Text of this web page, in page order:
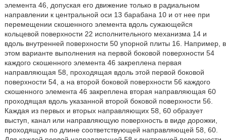
элемента 46, допуская его движение только в радиальном
направлении к центральной оси 13 барабана 10 и от нее при
перемещении скошенного элемента вдоль сужающейся
кольцевой поверхности 22 исполнительного механизма 14 и
вдоль внутренней поверхности 50 упорной плиты 16. Например, в
этом варианте выполнения на первой боковой поверхности 54
каждого скошенного элемента 46 закреплена первая
направляющая 58, проходящая вдоль этой первой боковой
поверхности 54, а на второй боковой поверхности 56 каждого
скошенного элемента 46 закреплена вторая направляющая 60
проходящая вдоль указанной второй боковой поверхности 56.
Каждая из первых и вторых направляющих 58, 60 образует
выступ, канал или направляющую поверхность в виде дорожки,
проходящую по длине соответствующей направляющей 58, 60.